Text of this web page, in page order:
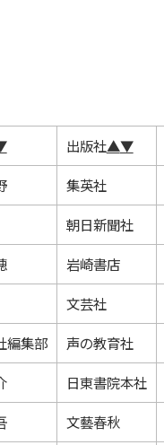
出版社▲▼
集英社
朝日新聞社
岩崎書店
文芸社
編集部 声の教育社
日東書院本社
文藝春秋